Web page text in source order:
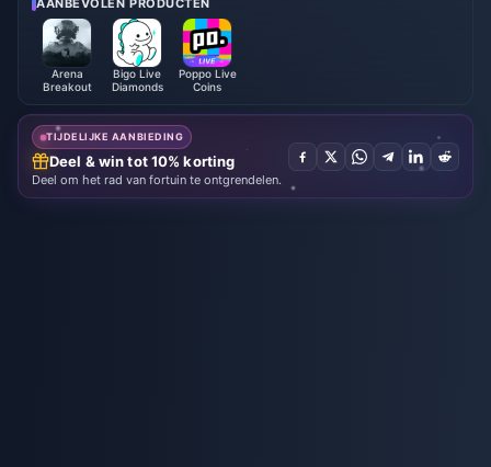
AANBEVOLEN PRODUCTEN
Arena
Breakout
Bigo Live
Diamonds
Poppo Live
Coins
TIJDELIJKE AANBIEDING
Deel & win tot 10% korting
Deel om het rad van fortuin te ontgrendelen.